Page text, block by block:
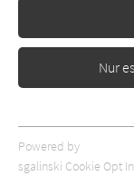
Nur
Essentielle Cookies
Webseite benötigt.
Powered by
sgalinski Cookie Opt In